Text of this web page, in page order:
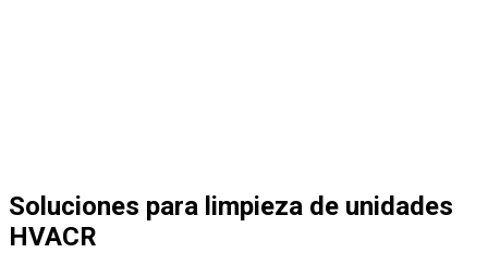
Soluciones para limpieza de unidades
HVACR